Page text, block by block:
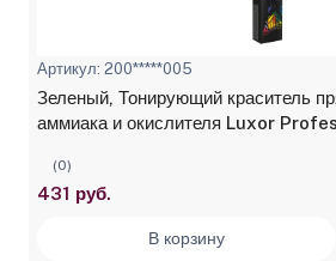
Артикул: 200*****005
Зеленый, Тонирующий краситель
аммиака и окислителя Luxor
(0)
431 руб.
В корзину